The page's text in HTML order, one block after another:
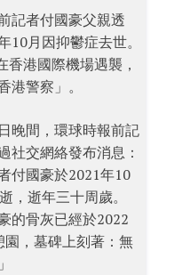
記者付國豪父親透
10月因抑鬱症去世。
港國際機場遇襲，
港警察」。
晚間，環球時報前記
社交網絡發布消息：
付國豪於2021年10
，逝年三十周歲。
的骨灰已經於2022
，墓碑上刻著：無